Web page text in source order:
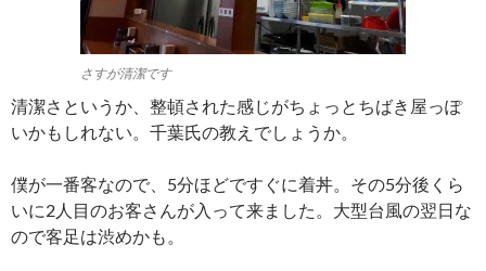
さすが清潔です
清潔さというか、整頓された感じがちょっとちばき屋っぽ
いかもしれない。千葉氏の教えでしょうか。
僕が一番客なので、5分ほどですぐに着丼。その5分後くら
いに2人目のお客さんが入って来ました。大型台風の翌日な
ので客足は渋めかも。